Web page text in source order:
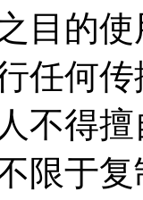
目的
任何
不得
限于